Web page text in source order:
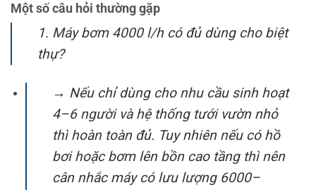
Một số câu hỏi thường gặp
1. Máy bơm 4000 l/h có đủ dùng cho biệt
thự?
→ Nếu chỉ dùng cho nhu cầu sinh hoạt
4–6 người và hệ thống tưới vườn nhỏ
thì hoàn toàn đủ. Tuy nhiên nếu có hồ
bơi hoặc bơm lên bồn cao tầng thì nên
cân nhắc máy có lưu lượng 6000–